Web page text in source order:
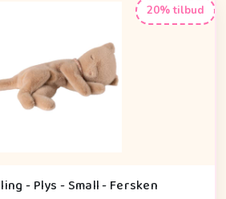
20% tilbud
- Plys - Small - Fersken